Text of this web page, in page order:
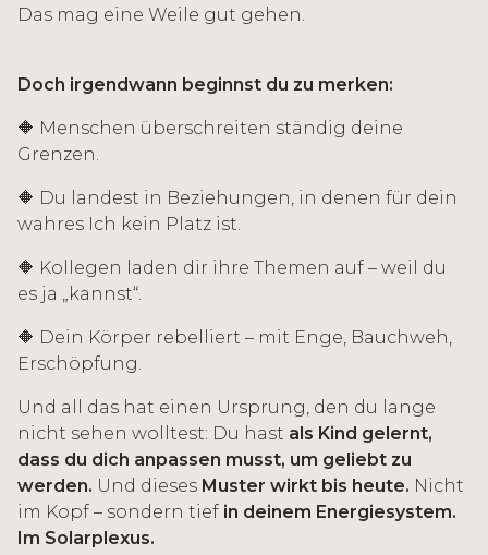
Das mag eine Weile gut gehen.
Doch irgendwann beginnst du zu merken:
🔶 Menschen überschreiten ständig deine
Grenzen.
🔶 Du landest in Beziehungen, in denen für dein
wahres Ich kein Platz ist.
🔶 Kollegen laden dir ihre Themen auf – weil du
es ja „kannst“.
🔶 Dein Körper rebelliert – mit Enge, Bauchweh,
Erschöpfung.
Und all das hat einen Ursprung, den du lange
nicht sehen wolltest: Du hast als Kind gelernt,
dass du dich anpassen musst, um geliebt zu
werden. Und dieses Muster wirkt bis heute. Nicht
im Kopf – sondern tief in deinem Energiesystem.
Im Solarplexus.